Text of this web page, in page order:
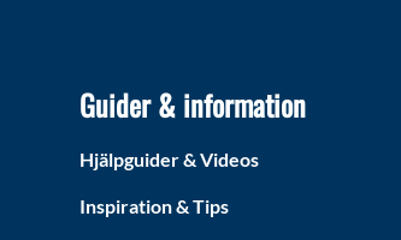
Guider & information
Hjälpguider & Videos
Inspiration & Tips